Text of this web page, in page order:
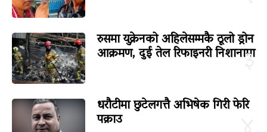
३
रुसमा युक्रेनको अहिलेसम्मकै ठूलो ड्रोन
आक्रमण, दुई तेल रिफाइनरी निशानामा
धरौटीमा छुटेलगत्तै अभिषेक गिरी फेरि
पक्राउ